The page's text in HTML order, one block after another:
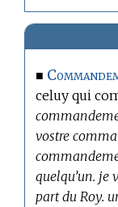
■
celuy qui
vostre
quelqu’un. je
part du Roy.